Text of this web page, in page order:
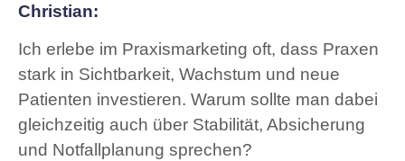
Christian:
Ich erlebe im Praxismarketing oft, dass Praxen
stark in Sichtbarkeit, Wachstum und neue
Patienten investieren. Warum sollte man dabei
gleichzeitig auch über Stabilität, Absicherung
und Notfallplanung sprechen?